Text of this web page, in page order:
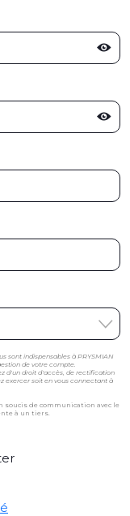
sont indispensables à PRYSMIAN
de votre compte.
d'un droit d'accès, de rectification
exercer soit en vous connectant à
de communication avec le
à un tiers.